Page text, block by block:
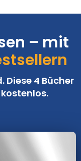
– mit
Diese 4 Bücher